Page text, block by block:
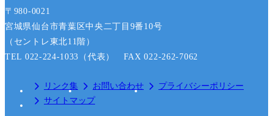
〒980-0021
宮城県仙台市青葉区中央二丁目9番10号
（セントレ東北11階）
TEL 022-224-1033（代表） FAX 022-262-7062
リンク集 お問い合わせ
プライバシーポリシー
サイトマップ